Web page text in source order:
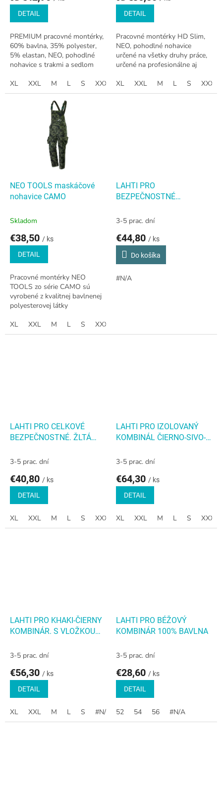
DETAIL
PREMIUM pracovné montérky,
60% bavlna, 35% polyester,
5% elastan, NEO, pohodlné
nohavice s trakmi a sedlom
určené na profesionálne aj
domáce...
XL XXL M L S XXXL XS
DETAIL
Pracovné montérky HD Slim,
NEO, pohodlné nohavice
určené na všetky druhy práce,
určené na profesionálne aj
z materiálu s prídavkom
elastanu, takže...
XL XXL M L S XXXL
NEO TOOLS maskáčové
nohavice CAMO
Skladom
€38,50 / ks
DETAIL
Pracovné montérky NEO
TOOLS zo série CAMO sú
vyrobené z kvalitnej bavlnenej
polyesterovej látky
XL
XXL M L S XXXL
LAHTI PRO
BEZPEČNOSTNÉ
ORANŽOVÝ
3-5 prac. dní
€44,80 / ks
Do košíka
#N/A
LAHTI PRO CELKOVÉ
BEZPEČNOSTNÉ. ŽLTÁ
3-5 prac. dní
€40,80 / ks
DETAIL
XL XXL M L S XXXL
LAHTI PRO IZOLOVANÝ
KOMBINÁL ČIERNO-SIVO-
3-5 prac. dní
€64,30 / ks
DETAIL
XL XXL M L S XXXL
LAHTI PRO KHAKI-ČIERNY
KOMBINÁR. S VLOŽKOU
3-5 prac. dní
€56,30 / ks
DETAIL
XL XXL M L S #N/A
LAHTI PRO BÉŽOVÝ
KOMBINÁR 100% BAVLNA
3-5 prac. dní
€28,60 / ks
DETAIL
52 54 56 #N/A